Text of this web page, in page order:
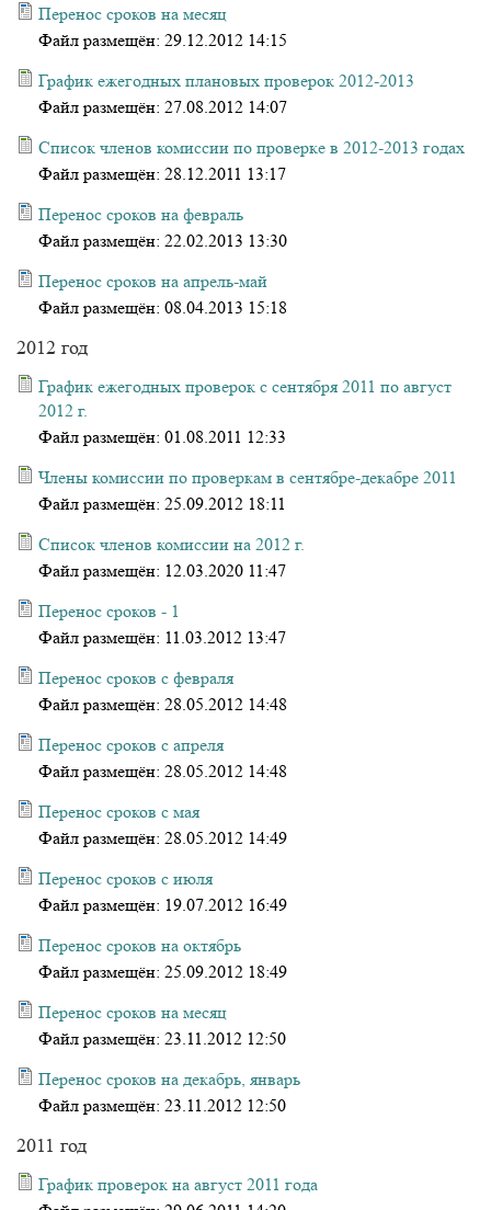
Перенос сроков на месяц
Файл размещён: 29.12.2012 14:15
График ежегодных плановых проверок 2012-2013
Файл размещён: 27.08.2012 14:07
Список членов комиссии по проверке в 2012-2013 годах
Файл размещён: 28.12.2011 13:17
Перенос сроков на февраль
Файл размещён: 22.02.2013 13:30
Перенос сроков на апрель-май
Файл размещён: 08.04.2013 15:18
2012 год
График ежегодных проверок с сентября 2011 по август
2012 г.
Файл размещён: 01.08.2011 12:33
Члены комиссии по проверкам в сентябре-декабре 2011
Файл размещён: 25.09.2012 18:11
Список членов комиссии на 2012 г.
Файл размещён: 12.03.2020 11:47
Перенос сроков - 1
Файл размещён: 11.03.2012 13:47
Перенос сроков с февраля
Файл размещён: 28.05.2012 14:48
Перенос сроков с апреля
Файл размещён: 28.05.2012 14:48
Перенос сроков с мая
Файл размещён: 28.05.2012 14:49
Перенос сроков с июля
Файл размещён: 19.07.2012 16:49
Перенос сроков на октябрь
Файл размещён: 25.09.2012 18:49
Перенос сроков на месяц
Файл размещён: 23.11.2012 12:50
Перенос сроков на декабрь, январь
Файл размещён: 23.11.2012 12:50
2011 год
График проверок на август 2011 года